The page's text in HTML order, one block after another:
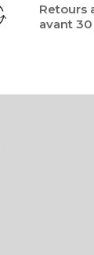
Retours
avant